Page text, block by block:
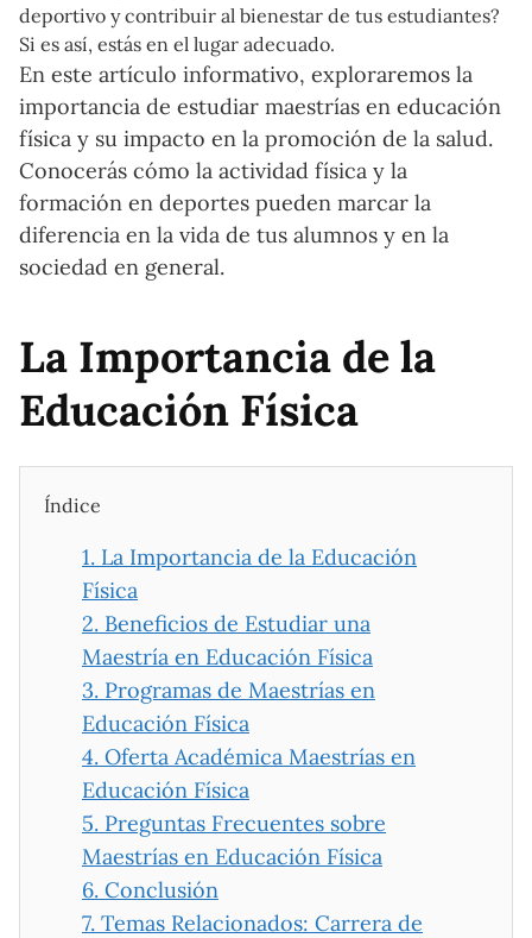
deportivo y contribuir al bienestar de tus estudiantes?
Si es así, estás en el lugar adecuado.
En este artículo informativo, exploraremos la
importancia de estudiar maestrías en educación
física y su impacto en la promoción de la salud.
Conocerás cómo la actividad física y la
formación en deportes pueden marcar la
diferencia en la vida de tus alumnos y en la
sociedad en general.
La Importancia de la
Educación Física
Índice
1. La Importancia de la Educación
Física
2. Beneficios de Estudiar una
Maestría en Educación Física
3. Programas de Maestrías en
Educación Física
4. Oferta Académica Maestrías en
Educación Física
5. Preguntas Frecuentes sobre
Maestrías en Educación Física
6. Conclusión
7. Temas Relacionados: Carrera de